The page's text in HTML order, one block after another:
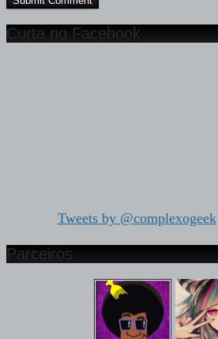
Curta no Facebook
Tweets by @complexogeek
Parceiros